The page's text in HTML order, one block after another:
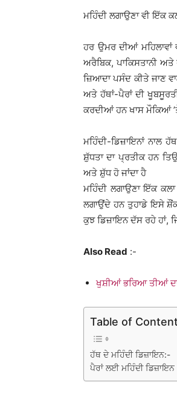
ਮਹਿੰਦੀ ਲਗਾਉਣਾ ਵੀ ਇੱਕ
ਹਰ ਉਮਰ ਦੀਆਂ ਮਹਿਲਾਵਾਂ
ਅਰੈਬਿਕ, ਪਾਕਿਸਤਾਨੀ
ਜ਼ਿਆਦਾ ਪਸੰਦ ਕੀਤੇ ਜਾਣ
ਅਤੇ ਹੱਥਾਂ-ਪੈਰਾਂ ਦੀ
ਕਰਦੀਆਂ ਹਨ ਖਾਸ ਮੌਕਿਆਂ
ਮਹਿੰਦੀ-ਡਿਜ਼ਾਇਨਾਂ ਨਾਲ
ਸ਼ੁੱਧਤਾ ਦਾ ਪ੍ਰਤੀਕ ਹਨ
ਅਤੇ ਸ਼ੁੱਧ ਹੋ ਜਾਂਦਾ ਹੈ
ਮਹਿੰਦੀ ਲਗਾਉਣਾ ਇੱਕ
ਲਗਾਉਂਦੇ ਹਨ ਤੁਹਾਡੇ ਇਸੇ
ਕੁਝ ਡਿਜ਼ਾਇਨ ਦੱਸ ਰਹੇ ਹਾਂ,
Also Read :-
ਖੁਸ਼ੀਆਂ ਭਰਿਆ ਤੀਆਂ
Table of
ਹੱਥ ਦੇ ਮਹਿੰਦੀ ਡਿਜ਼ਾਇਨ:-
ਪੈਰਾਂ ਲਈ ਮਹਿੰਦੀ ਡਿਜ਼ਾਇਨ